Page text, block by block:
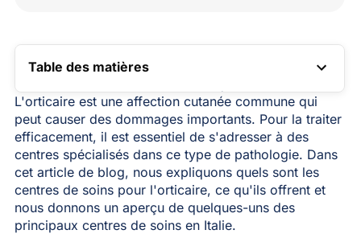
Table des matières
LIEN VERS LA TABLE DES MATIÈRES
L'orticaire est une affection cutanée commune qui
peut causer des dommages importants. Pour la traiter
efficacement, il est essentiel de s'adresser à des
centres spécialisés dans ce type de pathologie. Dans
cet article de blog, nous expliquons quels sont les
centres de soins pour l'orticaire, ce qu'ils offrent et
nous donnons un aperçu de quelques-uns des
principaux centres de soins en Italie.